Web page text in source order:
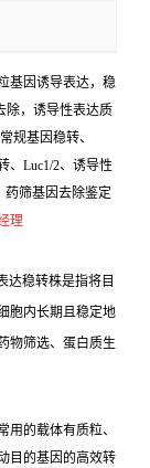
基因诱导表达，稳
除，诱导性表达质
规基因稳转、
、Luc1/2、诱导性
药筛基因去除鉴定
理
达稳转株是指将目
胞内长期且稳定地
物筛选、蛋白质生
的载体有质粒、
目的基因的高效转